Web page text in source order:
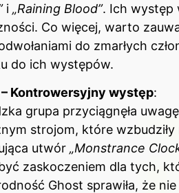
i „Raining Blood”. Ich występ
Co więcej, warto
do zmarłych
do ich występów.
Kontrowersyjny występ:
grupa przyciągnęła
strojom, które
utwór „Monstrance
zaskoczeniem dla tych,
Ghost sprawiła, że